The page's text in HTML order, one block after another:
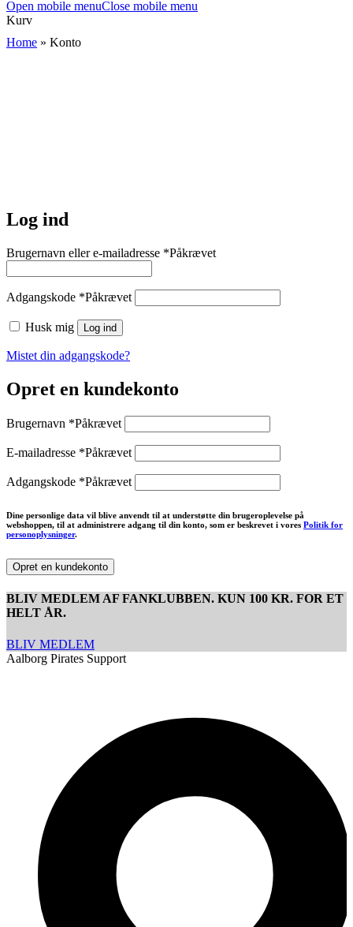
Open mobile menuClose mobile menu
Kurv
Home » Konto
Log ind
Brugernavn eller e-mailadresse *Påkrævet
Adgangskode *Påkrævet
Husk mig Log ind
Mistet din adgangskode?
Opret en kundekonto
Brugernavn *Påkrævet
E-mailadresse *Påkrævet
Adgangskode *Påkrævet
Dine personlige data vil blive anvendt til at understøtte din brugeroplevelse på
webshoppen, til at administrere adgang til din konto, som er beskrevet i vores Politik for
personoplysninger.
Opret en kundekonto
BLIV MEDLEM AF FANKLUBBEN. KUN 100 KR. FOR ET
HELT ÅR.
BLIV MEDLEM
Aalborg Pirates Support